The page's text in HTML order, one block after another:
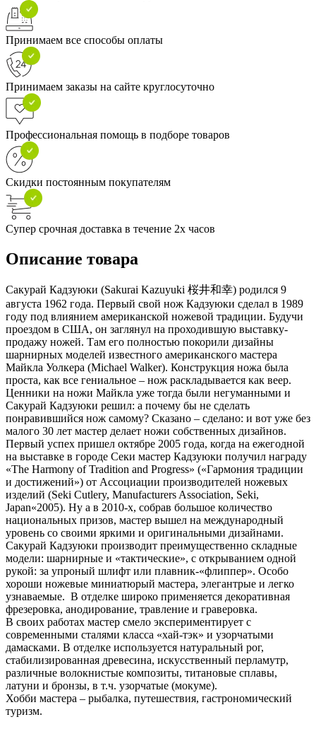
Принимаем все способы оплаты
Принимаем заказы на сайте круглосуточно
Профессиональная помощь в подборе товаров
Скидки постоянным покупателям
Супер срочная доставка в течение 2х часов
Описание товара
Сакурай Кадзуюки (Sakurai Kazuyuki 桜井和幸) родился 9
августа 1962 года. Первый свой нож Кадзуюки сделал в 1989
году под влиянием американской ножевой традиции. Будучи
проездом в США, он заглянул на проходившую выставку-
продажу ножей. Там его полностью покорили дизайны
шарнирных моделей известного американского мастера
Майкла Уолкера (Michael Walker). Конструкция ножа была
проста, как все гениальное – нож раскладывается как веер.
Ценники на ножи Майкла уже тогда были негуманными и
Сакурай Кадзуюки решил: а почему бы не сделать
понравившийся нож самому? Сказано – сделано: и вот уже без
малого 30 лет мастер делает ножи собственных дизайнов.
Первый успех пришел октябре 2005 года, когда на ежегодной
на выставке в городе Секи мастер Кадзуюки получил награду
«The Harmony of Tradition and Progress» («Гармония традиции
и достижений») от Ассоциации производителей ножевых
изделий (Seki Cutlery, Manufacturers Association, Seki,
Japan«2005). Ну а в 2010-х, собрав большое количество
национальных призов, мастер вышел на международный
уровень со своими яркими и оригинальными дизайнами.
Сакурай Кадзуюки производит преимущественно складные
модели: шарнирные и «тактические», с открыванием одной
рукой: за упроный шлифт или плавник-«флиппер». Особо
хороши ножевые миниатюрый мастера, элегантрые и легко
узнаваемые. В отделке широко применяется декоративная
фрезеровка, анодирование, травление и граверовка.
В своих работах мастер смело экспериментирует с
современными сталями класса «хай-тэк» и узорчатыми
дамасками. В отделке используется натуральный рог,
стабилизированная древесина, искусственный перламутр,
различные волокнистые композиты, титановые сплавы,
латуни и бронзы, в т.ч. узорчатые (мокуме).
Хобби мастера – рыбалка, путешествия, гастрономический
туризм.